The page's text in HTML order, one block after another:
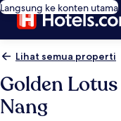
Langsung ke konten utama
Lihat semua properti
Golden
Nang